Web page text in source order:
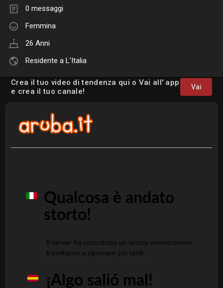
0 messaggi
Femmina
26 Anni
Residente a L'Italia
Crea il tuo video di tendenza qui o Vai all' app
e crea il tuo canale!
Vai